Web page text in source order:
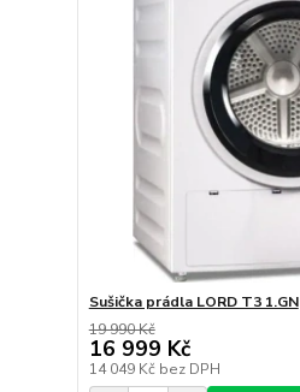
Sušička prádla LORD T3 1.GN
19 990 Kč
16 999 Kč
14 049 Kč bez DPH